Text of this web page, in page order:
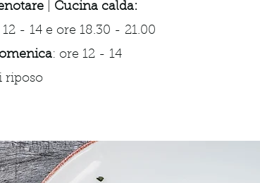
Cucina calda:
12 - 14 e ore 18.30 - 21.00
: ore 12 - 14
riposo